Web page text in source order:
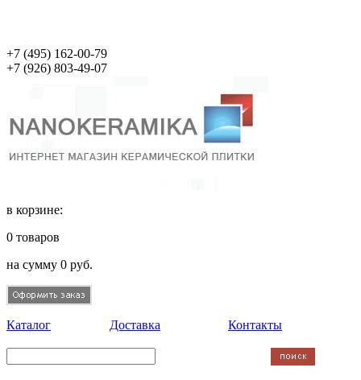
+7 (495) 162-00-79
+7 (926) 803-49-07
в корзине:
0 товаров
на сумму 0 руб.
Каталог Доставка Контакты